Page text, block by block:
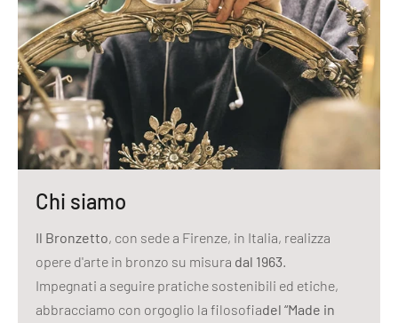
Chi siamo
Il Bronzetto, con sede a Firenze, in Italia, realizza
opere d'arte in bronzo su misura dal 1963.
Impegnati a seguire pratiche sostenibili ed etiche,
abbracciamo con orgoglio la filosofiadel “Made in